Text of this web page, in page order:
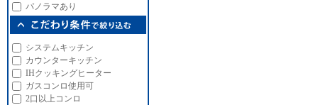
パノラマあり
システムキッチン
カウンターキッチン
IHクッキングヒーター
ガスコンロ使用可
2口以上コンロ